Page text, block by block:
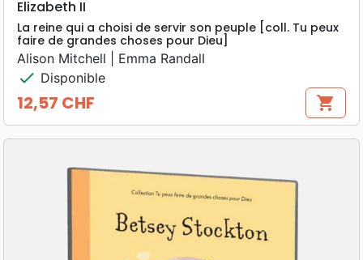
Elizabeth II
La reine qui a choisi de servir son peuple [coll. Tu peux
faire de grandes choses pour Dieu]
Alison Mitchell | Emma Randall
check Disponible
Prix
12,57 CHF shopping_cart